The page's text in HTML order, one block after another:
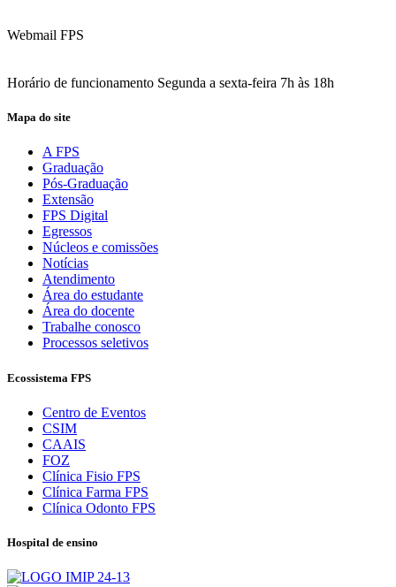
Webmail FPS
Horário de funcionamento Segunda a sexta-feira 7h às 18h
Mapa do site
A FPS
Graduação
Pós-Graduação
Extensão
FPS Digital
Egressos
Núcleos e comissões
Notícias
Atendimento
Área do estudante
Área do docente
Trabalhe conosco
Processos seletivos
Ecossistema FPS
Centro de Eventos
CSIM
CAAIS
FOZ
Clínica Fisio FPS
Clínica Farma FPS
Clínica Odonto FPS
Hospital de ensino